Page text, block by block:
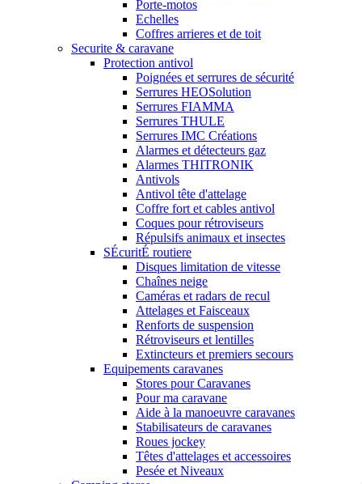
Porte-motos
Echelles
Coffres arrieres et de toit
Securite & caravane
Protection antivol
Poignées et serrures de sécurité
Serrures HEOSolution
Serrures FIAMMA
Serrures THULE
Serrures IMC Créations
Alarmes et détecteurs gaz
Alarmes THITRONIK
Antivols
Antivol tête d'attelage
Coffre fort et cables antivol
Coques pour rétroviseurs
Répulsifs animaux et insectes
SÉcuritÉ routiere
Disques limitation de vitesse
Chaînes neige
Caméras et radars de recul
Attelages et Faisceaux
Renforts de suspension
Rétroviseurs et lentilles
Extincteurs et premiers secours
Equipements caravanes
Stores pour Caravanes
Pour ma caravane
Aide à la manoeuvre caravanes
Stabilisateurs de caravanes
Roues jockey
Têtes d'attelages et accessoires
Pesée et Niveaux